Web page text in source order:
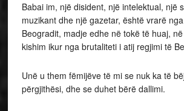
Babai im, një disident, një intelektual, një
muzikant dhe një gazetar, është vrarë
Beogradit, madje edhe në tokë të huaj,
kishim ikur nga brutaliteti i atij regjimi të
Unë u them fëmijëve të mi se nuk ka të
përgjithësi, dhe se duhet bërë dallimi.